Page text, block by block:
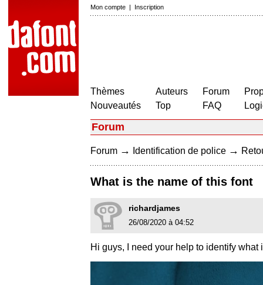
Mon compte | Inscription
Thèmes
Nouveautés
Auteurs
Top
Forum
FAQ
Forum
Forum → Identification de police →
What is the name of this font
richardjames
26/08/2020 à 04:52
Hi guys, I need your help to identify